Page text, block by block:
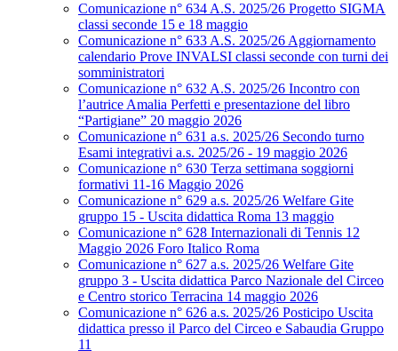
Comunicazione n° 634 A.S. 2025/26 Progetto SIGMA
classi seconde 15 e 18 maggio
Comunicazione n° 633 A.S. 2025/26 Aggiornamento
calendario Prove INVALSI classi seconde con turni dei
somministratori
Comunicazione n° 632 A.S. 2025/26 Incontro con
l’autrice Amalia Perfetti e presentazione del libro
“Partigiane” 20 maggio 2026
Comunicazione n° 631 a.s. 2025/26 Secondo turno
Esami integrativi a.s. 2025/26 - 19 maggio 2026
Comunicazione n° 630 Terza settimana soggiorni
formativi 11-16 Maggio 2026
Comunicazione n° 629 a.s. 2025/26 Welfare Gite
gruppo 15 - Uscita didattica Roma 13 maggio
Comunicazione n° 628 Internazionali di Tennis 12
Maggio 2026 Foro Italico Roma
Comunicazione n° 627 a.s. 2025/26 Welfare Gite
gruppo 3 - Uscita didattica Parco Nazionale del Circeo
e Centro storico Terracina 14 maggio 2026
Comunicazione n° 626 a.s. 2025/26 Posticipo Uscita
didattica presso il Parco del Circeo e Sabaudia Gruppo
11